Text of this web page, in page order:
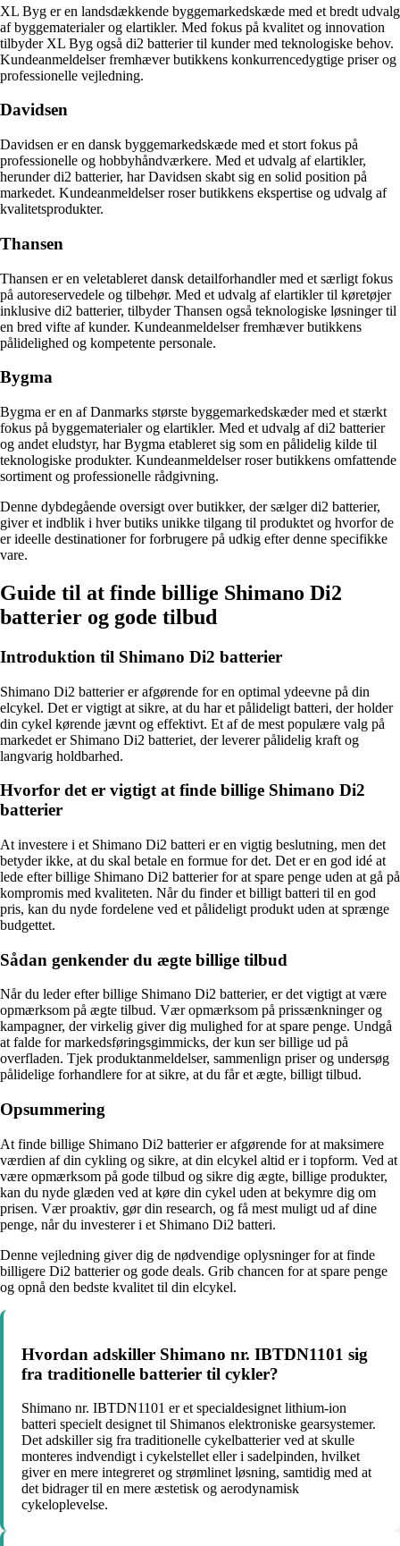
XL Byg er en landsdækkende byggemarkedskæde med et bredt udvalg
af byggematerialer og elartikler. Med fokus på kvalitet og innovation
tilbyder XL Byg også di2 batterier til kunder med teknologiske behov.
Kundeanmeldelser fremhæver butikkens konkurrencedygtige priser og
professionelle vejledning.
Davidsen
Davidsen er en dansk byggemarkedskæde med et stort fokus på
professionelle og hobbyhåndværkere. Med et udvalg af elartikler,
herunder di2 batterier, har Davidsen skabt sig en solid position på
markedet. Kundeanmeldelser roser butikkens ekspertise og udvalg af
kvalitetsprodukter.
Thansen
Thansen er en veletableret dansk detailforhandler med et særligt fokus
på autoreservedele og tilbehør. Med et udvalg af elartikler til køretøjer
inklusive di2 batterier, tilbyder Thansen også teknologiske løsninger til
en bred vifte af kunder. Kundeanmeldelser fremhæver butikkens
pålidelighed og kompetente personale.
Bygma
Bygma er en af Danmarks største byggemarkedskæder med et stærkt
fokus på byggematerialer og elartikler. Med et udvalg af di2 batterier
og andet eludstyr, har Bygma etableret sig som en pålidelig kilde til
teknologiske produkter. Kundeanmeldelser roser butikkens omfattende
sortiment og professionelle rådgivning.
Denne dybdegående oversigt over butikker, der sælger di2 batterier,
giver et indblik i hver butiks unikke tilgang til produktet og hvorfor de
er ideelle destinationer for forbrugere på udkig efter denne specifikke
vare.
Guide til at finde billige Shimano Di2
batterier og gode tilbud
Introduktion til Shimano Di2 batterier
Shimano Di2 batterier er afgørende for en optimal ydeevne på din
elcykel. Det er vigtigt at sikre, at du har et pålideligt batteri, der holder
din cykel kørende jævnt og effektivt. Et af de mest populære valg på
markedet er Shimano Di2 batteriet, der leverer pålidelig kraft og
langvarig holdbarhed.
Hvorfor det er vigtigt at finde billige Shimano Di2
batterier
At investere i et Shimano Di2 batteri er en vigtig beslutning, men det
betyder ikke, at du skal betale en formue for det. Det er en god idé at
lede efter billige Shimano Di2 batterier for at spare penge uden at gå på
kompromis med kvaliteten. Når du finder et billigt batteri til en god
pris, kan du nyde fordelene ved et pålideligt produkt uden at sprænge
budgettet.
Sådan genkender du ægte billige tilbud
Når du leder efter billige Shimano Di2 batterier, er det vigtigt at være
opmærksom på ægte tilbud. Vær opmærksom på prissænkninger og
kampagner, der virkelig giver dig mulighed for at spare penge. Undgå
at falde for markedsføringsgimmicks, der kun ser billige ud på
overfladen. Tjek produktanmeldelser, sammenlign priser og undersøg
pålidelige forhandlere for at sikre, at du får et ægte, billigt tilbud.
Opsummering
At finde billige Shimano Di2 batterier er afgørende for at maksimere
værdien af din cykling og sikre, at din elcykel altid er i topform. Ved at
være opmærksom på gode tilbud og sikre dig ægte, billige produkter,
kan du nyde glæden ved at køre din cykel uden at bekymre dig om
prisen. Vær proaktiv, gør din research, og få mest muligt ud af dine
penge, når du investerer i et Shimano Di2 batteri.
Denne vejledning giver dig de nødvendige oplysninger for at finde
billigere Di2 batterier og gode deals. Grib chancen for at spare penge
og opnå den bedste kvalitet til din elcykel.
Hvordan adskiller Shimano nr. IBTDN1101 sig
fra traditionelle batterier til cykler?
Shimano nr. IBTDN1101 er et specialdesignet lithium-ion
batteri specielt designet til Shimanos elektroniske gearsystemer.
Det adskiller sig fra traditionelle cykelbatterier ved at skulle
monteres indvendigt i cykelstellet eller i sadelpinden, hvilket
giver en mere integreret og strømlinet løsning, samtidig med at
det bidrager til en mere æstetisk og aerodynamisk
cykeloplevelse.